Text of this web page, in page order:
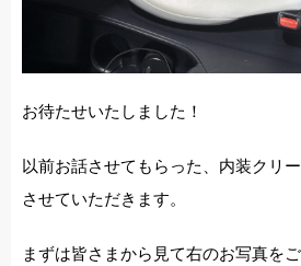
お待たせいたしました！
以前お話させてもらった、内装クリ
させていただきます。
まずは皆さまから見て右のお写真をご